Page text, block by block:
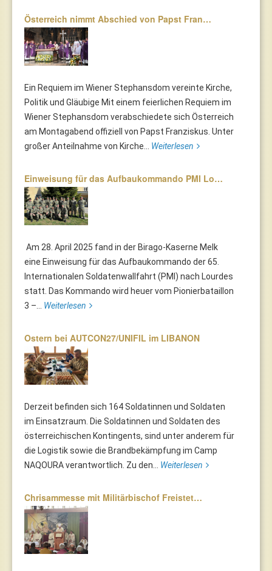
Österreich nimmt Abschied von Papst Fran…
Ein Requiem im Wiener Stephansdom vereinte Kirche,
Politik und Gläubige Mit einem feierlichen Requiem im
Wiener Stephansdom verabschiedete sich Österreich
am Montagabend offiziell von Papst Franziskus. Unter
großer Anteilnahme von Kirche... Weiterlesen
Einweisung für das Aufbaukommando PMI Lo…
Am 28. April 2025 fand in der Birago-Kaserne Melk
eine Einweisung für das Aufbaukommando der 65.
Internationalen Soldatenwallfahrt (PMI) nach Lourdes
statt. Das Kommando wird heuer vom Pionierbataillon
3 –... Weiterlesen
Ostern bei AUTCON27/UNIFIL im LIBANON
Derzeit befinden sich 164 Soldatinnen und Soldaten
im Einsatzraum. Die Soldatinnen und Soldaten des
österreichischen Kontingents, sind unter anderem für
die Logistik sowie die Brandbekämpfung im Camp
NAQOURA verantwortlich. Zu den... Weiterlesen
Chrisammesse mit Militärbischof Freistet…